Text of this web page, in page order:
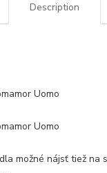
Description
Uomo
Uomo
možné nájsť tiež na